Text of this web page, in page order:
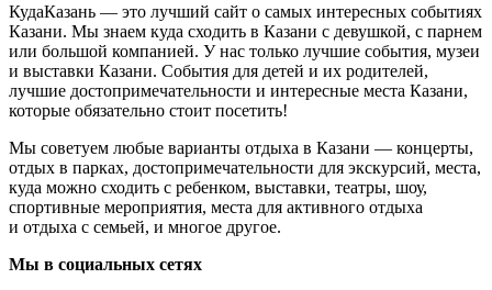
КудаКазань — это лучший сайт о самых интересных событиях
Казани. Мы знаем куда сходить в Казани с девушкой, с парнем
или большой компанией. У нас только лучшие события, музеи
и выставки Казани. События для детей и их родителей,
лучшие достопримечательности и интересные места Казани,
которые обязательно стоит посетить!
Мы советуем любые варианты отдыха в Казани — концерты,
отдых в парках, достопримечательности для экскурсий, места,
куда можно сходить с ребенком, выставки, театры, шоу,
спортивные мероприятия, места для активного отдыха
и отдыха с семьей, и многое другое.
Мы в социальных сетях